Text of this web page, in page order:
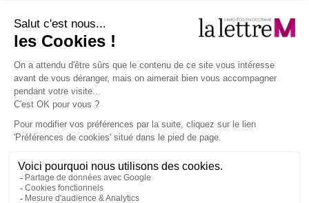
de-chaus­sée (18 000 m² de sur­face de plan­cher).
Nous avons éga­le­ment des su­jets à La Crau, dans le
Var, et à Istres, dans les Bouches-du-Rhône. Nous
avons aussi ac­quis au­près de l’État le Fort de Buc,
un an­cien fort mi­li­taire aban­donné dans les Yve­
lines. Quelque 220 lo­ge­ments, une crèche et des
com­merces (30 000 m² de sur­face de plan­cher) ver­
ront le jour au sein de ce site his­to­rique.
Pro­pos re­cueillis par Vé­ro­nique Coll / coll@​la­let­trem.​net